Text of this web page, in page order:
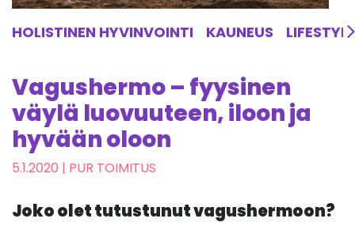
HOLISTINEN HYVINVOINTI KAUNEUS LIFESTYLE
Vagushermo – fyysinen
väylä luovuuteen, iloon ja
hyvään oloon
5.1.2020 | PUR TOIMITUS
Joko olet tutustunut vagushermoon?